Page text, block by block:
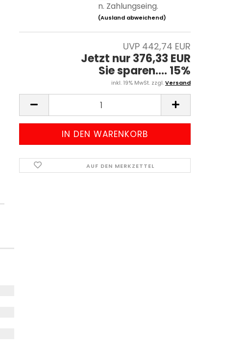
n. Zahlungseing.
(Ausland abweichend)
UVP 442,74 EUR
Jetzt nur 376,33 EUR
Sie sparen.... 15%
inkl. 19% MwSt. zzgl.Versand
AUF DEN MERKZETTEL